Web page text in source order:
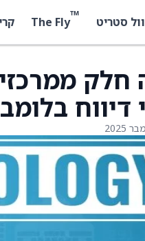
וול סטריט ™
The Fly